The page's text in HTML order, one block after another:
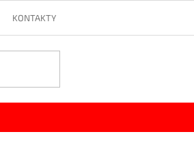
KONTAKTY